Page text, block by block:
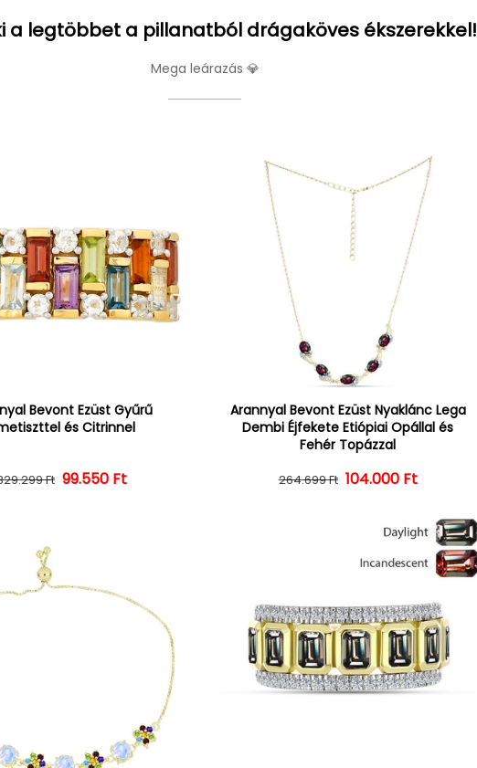
a legtöbbet a pillanatból drágaköves ékszerekkel!
Mega leárazás 💎
Bevont Ezüst Gyűrű
és Citrinnel
Normál ár
Ft Kedvezményes ár
99.550 Ft
Arannyal Bevont Ezüst Nyaklánc Lega
Dembi Éjfekete Etiópiai Opállal és
Fehér Topázzal
Normál ár
264.699 Ft Kedvezményes ár
104.000 Ft